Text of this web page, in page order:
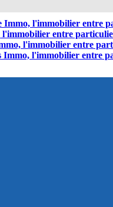
Immo, l'immobilier entre
entre
l'immobilier entre
Immo, l'immobilier entre